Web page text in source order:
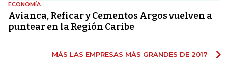
ECONOMÍA
Avianca, Reficar y Cementos Argos vuelven a
puntear en la Región Caribe
MÁS LAS EMPRESAS MÁS GRANDES DE 2017